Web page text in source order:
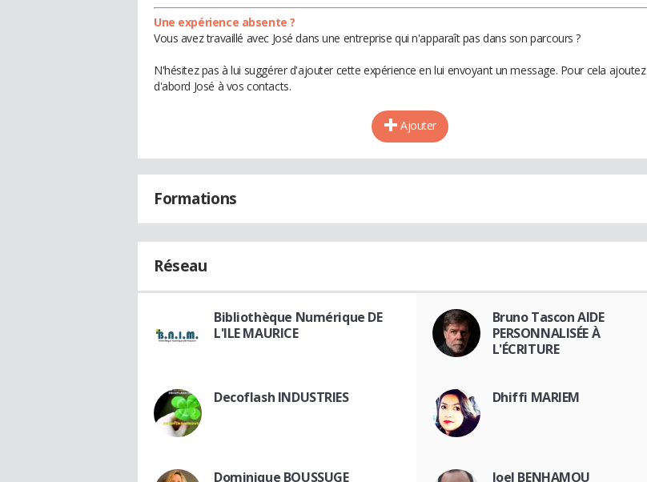
Une expérience absente ?
Vous avez travaillé avec José dans une entreprise qui n'apparaît pas dans son parcours ?
N'hésitez pas à lui suggérer d'ajouter cette expérience en lui envoyant un message. Pour cela ajoutez
d'abord José à vos contacts.
Ajouter
Formations
Réseau
Bibliothèque Numérique DE
L'ILE MAURICE
Bruno Tascon AIDE
PERSONNALISÉE À
L'ÉCRITURE
Decoflash INDUSTRIES Dhiffi MARIEM
Dominique BOUSSUGE Joel BENHAMOU